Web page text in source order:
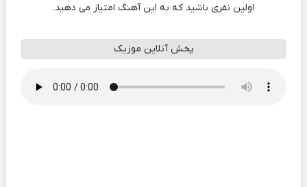
اولین نفری باشید که به این آهنگ امتیاز می دهید.
پخش آنلاین موزیک